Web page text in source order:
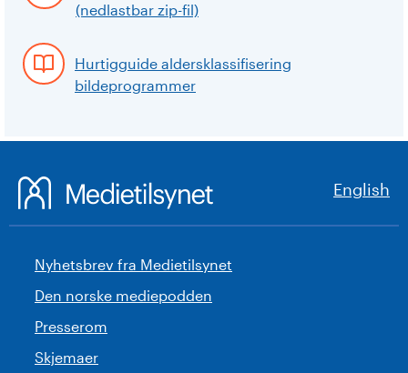
(nedlastbar zip-fil)
Hurtigguide aldersklassifisering
bildeprogrammer
English
Nyhetsbrev fra Medietilsynet
Den norske mediepodden
Presserom
Skjemaer